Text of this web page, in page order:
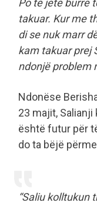
Po të jetë burrë
takuar. Kur me
di se nuk marr
kam takuar prej
ndonjë problem
Ndonëse
23 majit,
është futur për
do ta bëjë
“Saliu kolltukun